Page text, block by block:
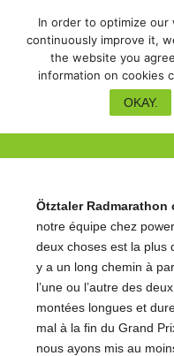
Bienvenue
Ötztaler
notre équipe chez
deux choses est la plus
y a un long chemin à
l’une ou l’autre des
montées longues et
mal à la fin du Grand
nous ayons mis au
In order to optimize
continuously improve it,
the website you
information on cookies
OKAY.